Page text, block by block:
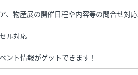
、物産展の開催日程や内容等の問合せ対応
ル対応
ント情報がゲットできます！